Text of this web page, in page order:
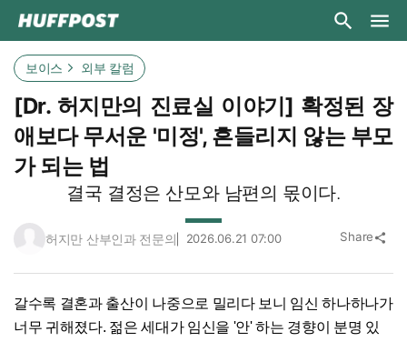
보이스 외부 칼럼
[Dr. 허지만의 진료실 이야기] 확정된 장
애보다 무서운 '미정', 흔들리지 않는 부모
가 되는 법
결국 결정은 산모와 남편의 몫이다.
허지만 산부인과 전문의 2026.06.21 07:00 Share share
갈수록 결혼과 출산이 나중으로 밀리다 보니 임신 하나하나가
너무 귀해졌다. 젊은 세대가 임신을 '안' 하는 경향이 분명 있